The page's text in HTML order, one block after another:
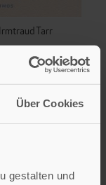
Über Cookies
gestalten und
Irmtraud Tarr
– vom Mut
selbst und
zu begegnen
19,00 €
WARENKORB